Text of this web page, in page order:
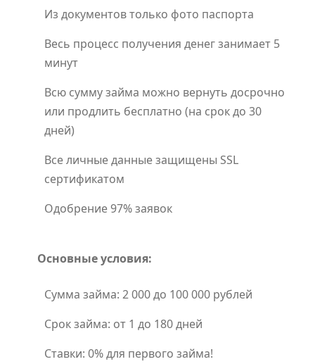
Из документов только фото паспорта
Весь процесс получения денег занимает 5
минут
Всю сумму займа можно вернуть досрочно
или продлить бесплатно (на срок до 30
дней)
Все личные данные защищены SSL
сертификатом
Одобрение 97% заявок
Основные условия:
Сумма займа: 2 000 до 100 000 рублей
Срок займа: от 1 до 180 дней
Ставки: 0% для первого займа!